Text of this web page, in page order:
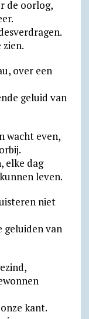
de oorlog,
over een
geluid van
wacht even,
elke dag
leven.
niet
geluiden van
kant.